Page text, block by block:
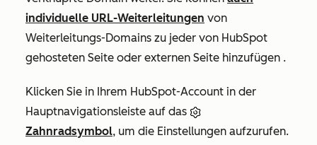
individuelle URL-Weiterleitungen von
Weiterleitungs-Domains zu jeder von HubSpot
gehosteten Seite oder externen Seite hinzufügen .
Klicken Sie in Ihrem HubSpot-Account in der
Hauptnavigationsleiste auf das
Zahnradsymbol, um die Einstellungen aufzurufen.